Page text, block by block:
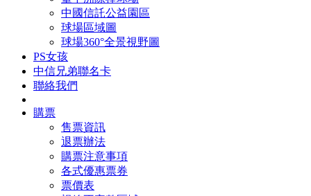
中國信託公益園區
球場區域圖
球場360°全景視野圖
PS女孩
中信兄弟聯名卡
聯絡我們
購票
售票資訊
退票辦法
購票注意事項
各式優惠票券
票價表